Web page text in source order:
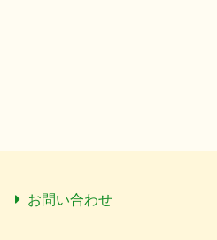
お問い合わせ